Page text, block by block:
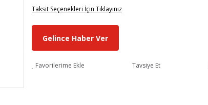
Taksit Seçenekleri İçin Tıklayınız
Gelince Haber Ver
Favorilerime Ekle Tavsiye Et